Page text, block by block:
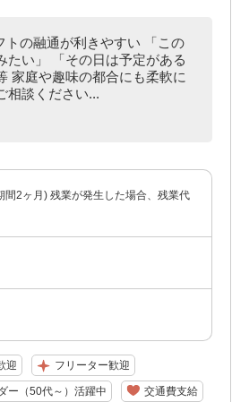
トの融通が利きやすい 「この
たい」 「その日は予定がある
家庭や趣味の都合にも柔軟に
相談ください...
2ヶ月) 残業が発生した場合、残業代
迎 フリーター歓迎
ー（50代～）活躍中 交通費支給